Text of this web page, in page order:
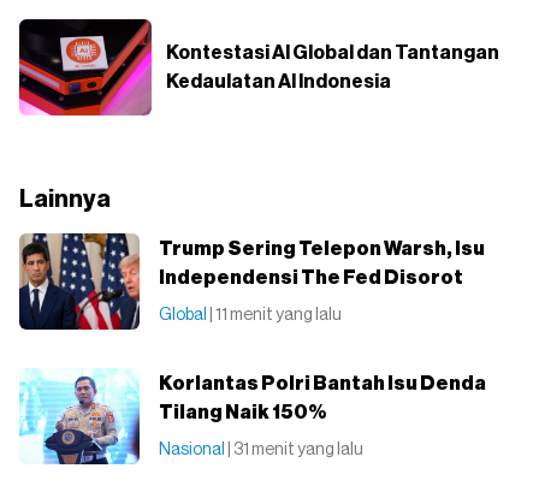
Kontestasi AI Global dan Tantangan
Kedaulatan AI Indonesia
Lainnya
Trump Sering Telepon Warsh, Isu
Independensi The Fed Disorot
Global | 11 menit yang lalu
Korlantas Polri Bantah Isu Denda
Tilang Naik 150%
Nasional | 31 menit yang lalu